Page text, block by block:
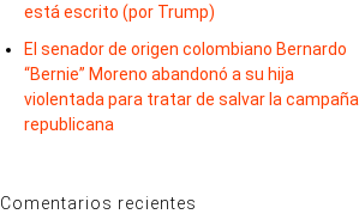
está escrito (por Trump)
El senador de origen colombiano Bernardo
“Bernie” Moreno abandonó a su hija
violentada para tratar de salvar la campaña
republicana
Comentarios recientes